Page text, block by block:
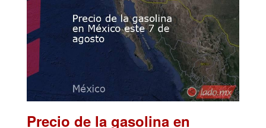
Precio de la gasolina en